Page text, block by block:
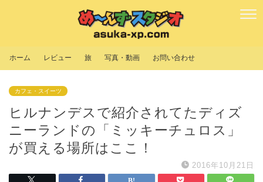
ホーム レビュー 旅 写真・動画 お問い合わせ
カフェ・スイーツ
ヒルナンデスで紹介されてたディズ
ニーランドの「ミッキーチュロス」
が買える場所はここ！
2016年10月21日